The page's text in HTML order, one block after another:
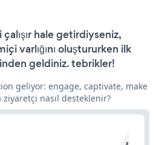
hale getirdiyseniz,
varlığını oluştururken ilk
geldiniz. tebrikler!
geliyor: engage, captivate, make
ziyaretçi nasıl desteklenir?